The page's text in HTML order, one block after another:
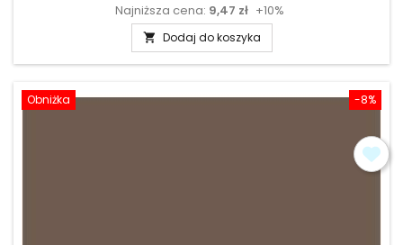
podstawowa
Najniższa cena: 9,47 zł +10%
 Dodaj do koszyka
-8%
Obniżka